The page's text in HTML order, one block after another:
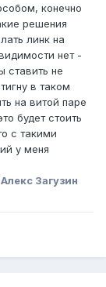
конечно
решения
линк на
нет -
ставить не
в таком
на витой паре
будет стоить
с такими
у меня
Загузин